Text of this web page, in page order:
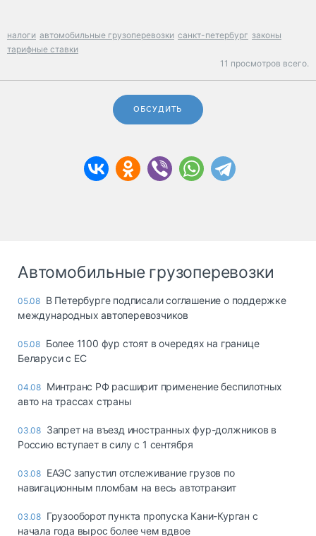
налоги автомобильные грузоперевозки санкт-петербург законы
тарифные ставки
11 просмотров всего.
ОБСУДИТЬ
Автомобильные грузоперевозки
05.08 В Петербурге подписали соглашение о поддержке
международных автоперевозчиков
05.08 Более 1100 фур стоят в очередях на границе
Беларуси с ЕС
04.08 Минтранс РФ расширит применение беспилотных
авто на трассах страны
03.08 Запрет на въезд иностранных фур-должников в
Россию вступает в силу с 1 сентября
03.08 ЕАЭС запустил отслеживание грузов по
навигационным пломбам на весь автотранзит
03.08 Грузооборот пункта пропуска Кани-Курган с
начала года вырос более чем вдвое